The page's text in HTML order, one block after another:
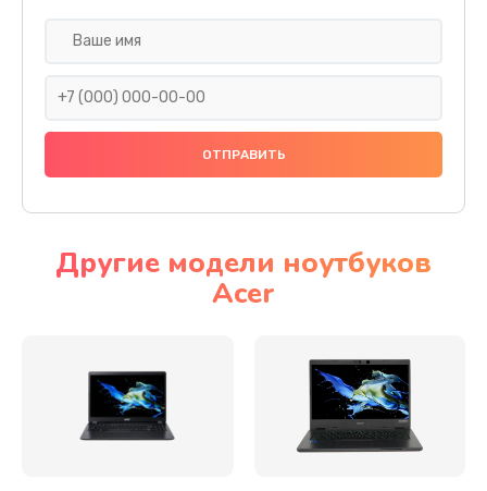
Ремонт подсветки
Настройка BIOS
Замена видеочипа
Другие модели ноутбуков
Acer